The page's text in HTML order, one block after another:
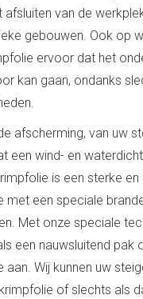
van de
gebouwen. Ook op
ervoor dat het
kan gaan, ondanks
afscherming, van uw
een wind- en
is een sterke en
met een speciale
Met onze speciale
een nauwsluitend pak
Wij kunnen uw
of slechts als